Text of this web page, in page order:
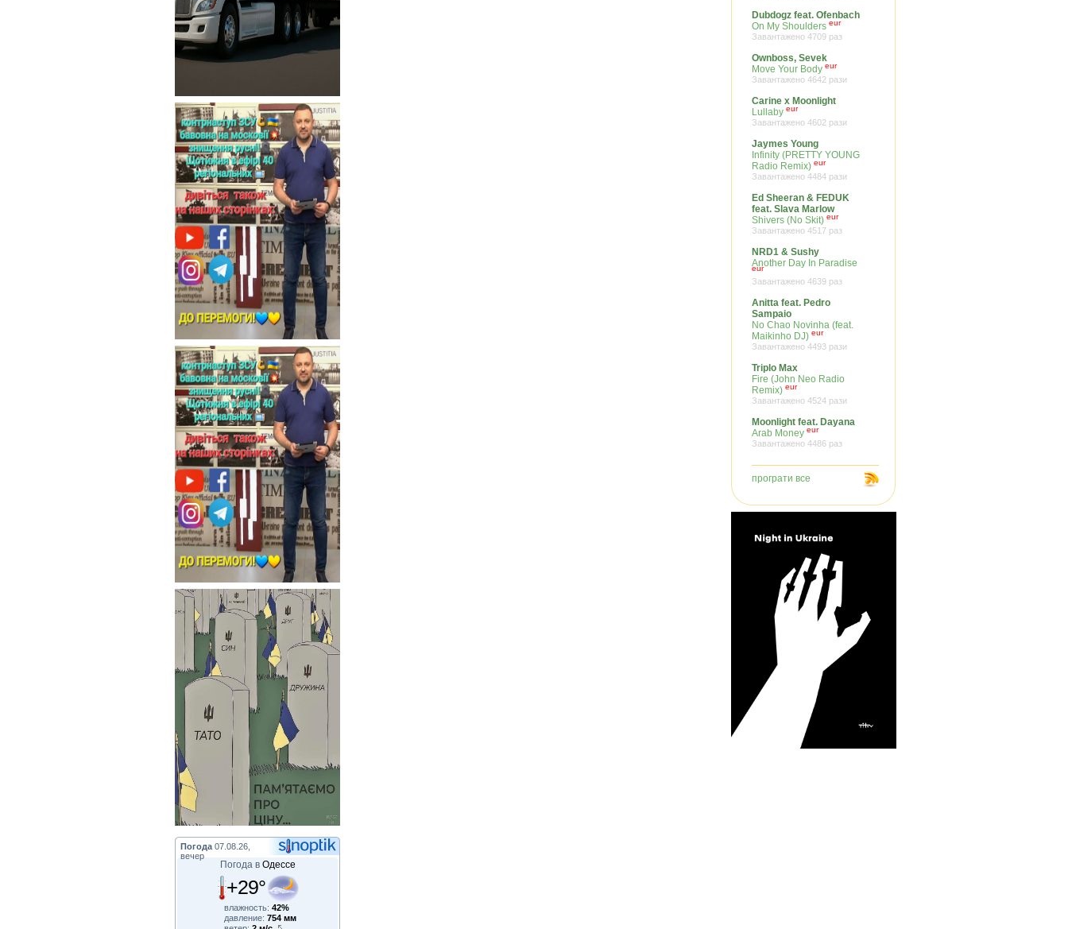
Погода 07.08.26,
вечер
Погода в Одессе
+29°
влажность: 42%
давление: 754 мм
Dubdogz feat. Ofenbach
On My Shoulders eur
Завантажено 4709 раз
Ownboss, Sevek
Move Your Body eur
Завантажено 4642 рази
Carine x Moonlight
Lullaby eur
Завантажено 4602 рази
Jaymes Young
Infinity (PRETTY YOUNG
Radio Remix) eur
Завантажено 4484 рази
Ed Sheeran & FEDUK
feat. Slava Marlow
Shivers (No Skit) eur
Завантажено 4517 раз
NRD1 & Sushy
Another Day In Paradise
eur
Завантажено 4639 раз
Anitta feat. Pedro
Sampaio
No Chao Novinha (feat.
Maikinho DJ) eur
Завантажено 4493 рази
Triplo Max
Fire (John Neo Radio
Remix) eur
Завантажено 4524 рази
Moonlight feat. Dayana
Arab Money eur
Завантажено 4486 раз
програти все